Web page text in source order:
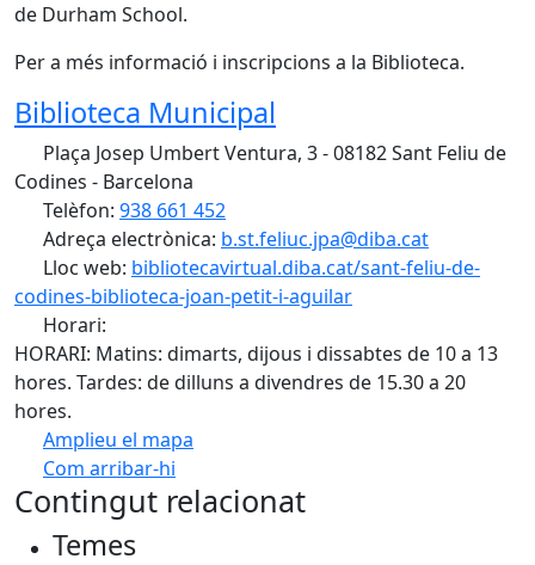
de Durham School.
Per a més informació i inscripcions a la Biblioteca.
Biblioteca Municipal
Plaça Josep Umbert Ventura, 3 - 08182 Sant Feliu de
Codines - Barcelona
Telèfon: 938 661 452
Adreça electrònica: b.st.feliuc.jpa@diba.cat
Lloc web: bibliotecavirtual.diba.cat/sant-feliu-de-
codines-biblioteca-joan-petit-i-aguilar
Horari:
HORARI: Matins: dimarts, dijous i dissabtes de 10 a 13
hores. Tardes: de dilluns a divendres de 15.30 a 20
hores.
Amplieu el mapa
Com arribar-hi
+
Contingut relacionat
Temes